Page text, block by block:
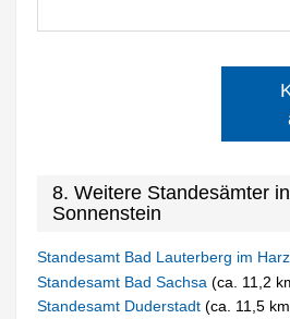
8. Weitere Standesämter
Sonnenstein
Standesamt Bad Lauterberg im
Standesamt Bad Sachsa(ca. 11,2
Standesamt Duderstadt(ca. 11,5